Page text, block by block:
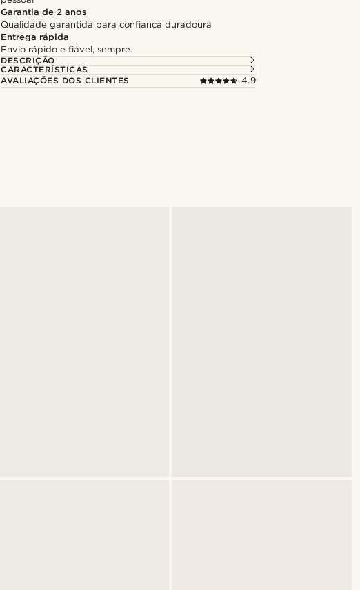
Garantia de 2 anos
Qualidade garantida para confiança duradoura
Entrega rápida
Envio rápido e fiável, sempre.
DESCRIÇÃO
CARACTERÍSTICAS
AVALIAÇÕES DOS CLIENTES
4.9